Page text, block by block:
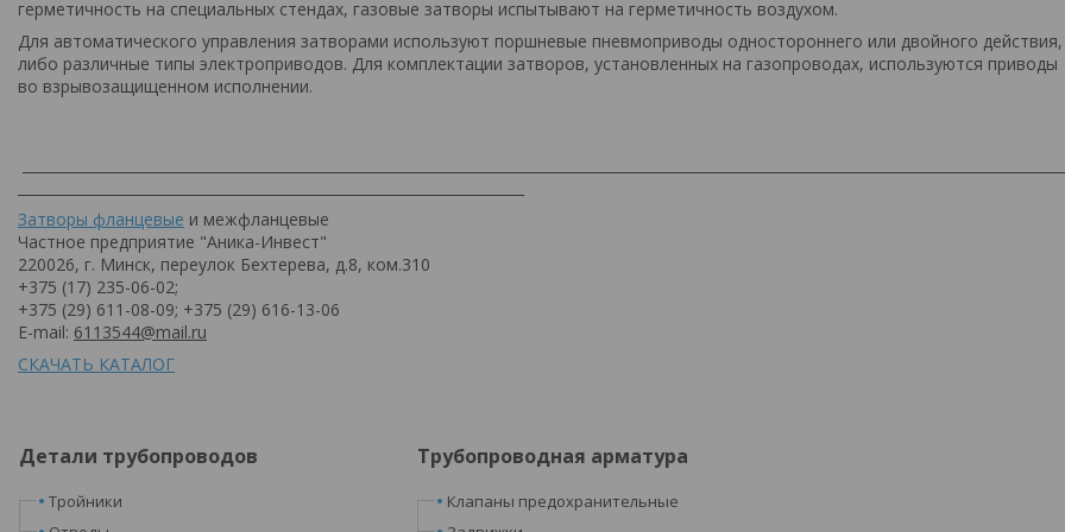
герметичность на специальных стендах, газовые затворы испытывают на герметичность воздухом.
Для автоматического управления затворами используют поршневые пневмоприводы одностороннего или двойного действия,
либо различные типы электроприводов. Для комплектации затворов, установленных на газопроводах, используются приводы
во взрывозащищенном исполнении.
Затворы фланцевые и межфланцевые
Частное предприятие "Аника-Инвест"
220026, г. Минск, переулок Бехтерева, д.8, ком.310
+375 (17) 235-06-02;
+375 (29) 611-08-09; +375 (29) 616-13-06
E-mail: 6113544@mail.ru
СКАЧАТЬ КАТАЛОГ
Детали трубопроводов
Тройники
Трубопроводная арматура
Клапаны предохранительные